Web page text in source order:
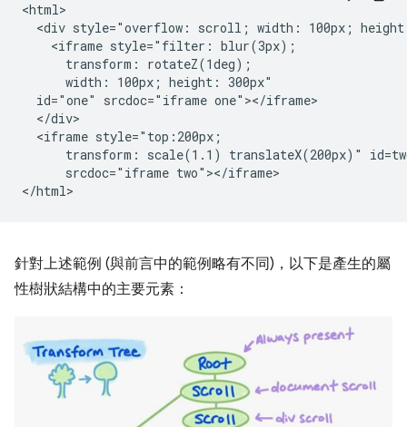
<html>
<div style="overflow: scroll; width: 100px;
    <iframe style="filter: blur(3px);
      transform: rotateZ(1deg);
      width: 100px; height: 300px"
  id="one" srcdoc="iframe one"></iframe>
  </div>
  <iframe style="top:200px;
transform: scale(1.1) translateX(200px)"
      srcdoc="iframe two"></iframe>
針對上述範例 (與前言中的範例略有不同)，以下是產生的屬
性樹狀結構中的主要元素：